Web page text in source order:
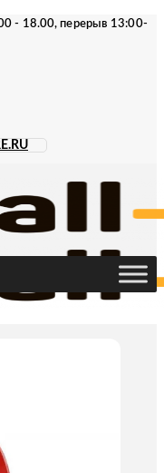
- 18.00, перерыв 13:00-